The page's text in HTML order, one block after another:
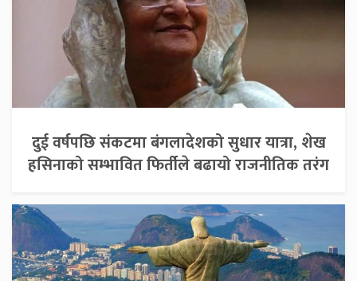
दुई वर्षपछि संकटमा बंगलादेशको सुधार यात्रा, शेख
हसिनाको सम्भावित फिर्तीले बढायो राजनीतिक तरंग